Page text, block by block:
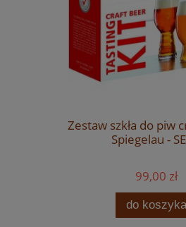
Zestaw szkła do piw
Spiegelau -
99,00 zł
do koszyka